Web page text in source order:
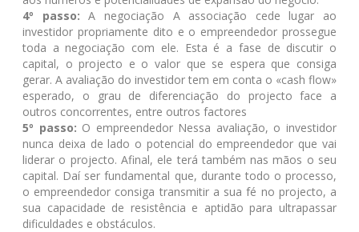
4º passo: A negociação A associação cede lugar ao
investidor propriamente dito e o empreendedor prossegue
toda a negociação com ele. Esta é a fase de discutir o
capital, o projecto e o valor que se espera que consiga
gerar. A avaliação do investidor tem em conta o «cash flow»
esperado, o grau de diferenciação do projecto face a
outros concorrentes, entre outros factores
5º passo: O empreendedor Nessa avaliação, o investidor
nunca deixa de lado o potencial do empreendedor que vai
liderar o projecto. Afinal, ele terá também nas mãos o seu
capital. Daí ser fundamental que, durante todo o processo,
o empreendedor consiga transmitir a sua fé no projecto, a
sua capacidade de resistência e aptidão para ultrapassar
dificuldades e obstáculos.